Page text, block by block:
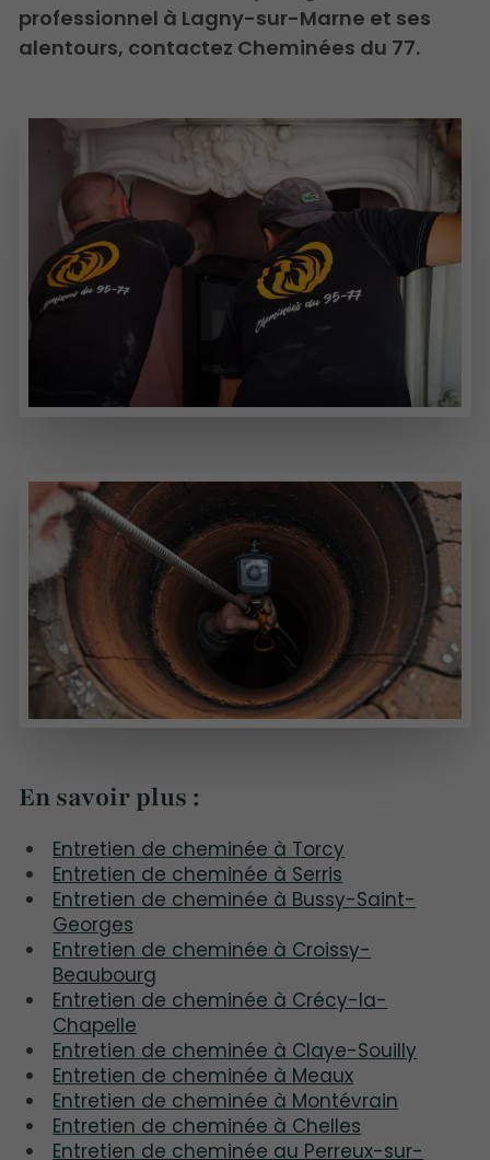
professionnel à Lagny-sur-Marne et ses
alentours, contactez Cheminées du 77.
En savoir plus :
Entretien de cheminée à Torcy
Entretien de cheminée à Serris
Entretien de cheminée à Bussy-Saint-
Georges
Entretien de cheminée à Croissy-
Beaubourg
Entretien de cheminée à Crécy-la-
Chapelle
Entretien de cheminée à Claye-Souilly
Entretien de cheminée à Meaux
Entretien de cheminée à Montévrain
Entretien de cheminée à Chelles
Entretien de cheminée au Perreux-sur-